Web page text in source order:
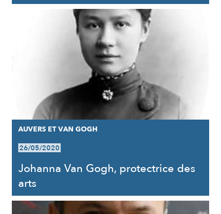
AUVERS ET VAN GOGH
26/05/2020
Johanna Van Gogh, protectrice des
arts